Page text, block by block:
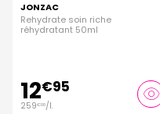
JONZAC
Rehydrate soin riche
réhydratant 50ml
12€95
259€00/l.